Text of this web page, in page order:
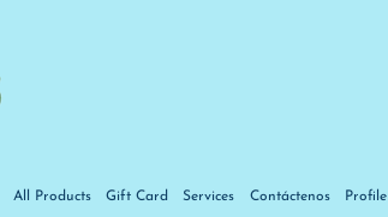
All Products Gift Card Services Contáctenos Profile